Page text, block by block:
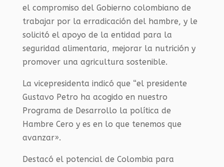
el compromiso del Gobierno colombiano de
trabajar por la erradicación del hambre, y le
solicitó el apoyo de la entidad para la
seguridad alimentaria, mejorar la nutrición y
promover una agricultura sostenible.
La vicepresidenta indicó que “el presidente
Gustavo Petro ha acogido en nuestro
Programa de Desarrollo la política de
Hambre Cero y es en lo que tenemos que
avanzar».
Destacó el potencial de Colombia para